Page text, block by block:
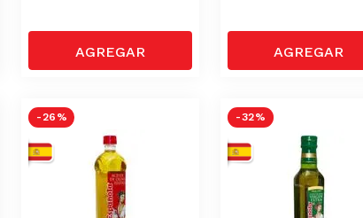
-26 % -32 %